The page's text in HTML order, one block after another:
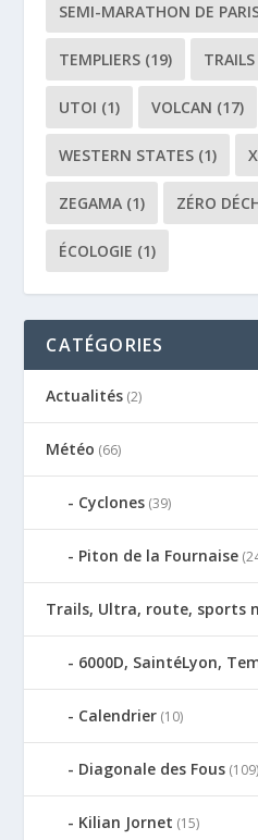
SEMI-MARATHON DE
TEMPLIERS (19) TRAILS
UTOI (1) VOLCAN (17)
WESTERN STATES (1)
ZEGAMA (1) ZÉRO
ÉCOLOGIE (1)
CATÉGORIES
Actualités (2)
Météo (66)
Cyclones (39)
Piton de la Fournaise
Trails, Ultra, route, sports
6000D, SaintéLyon,
Calendrier (10)
Diagonale des Fous (109)
Kilian Jornet (15)